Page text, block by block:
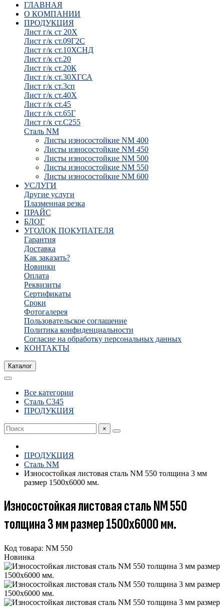
ГЛАВНАЯ
О КОМПАНИИ
ПРОДУКЦИЯ
Лист г/к ст 20Х
Лист г/к ст.09Г2С
Лист г/к ст.10ХСНД
Лист г/к ст.20
Лист г/к ст.20К
Лист г/к ст.30ХГСА
Лист г/к ст.3сп
Лист г/к ст.40Х
Лист г/к ст.45
Лист г/к ст.65Г
Лист г/к ст.С255
Сталь NM
Листы износостойкие NM 400
Листы износостойкие NM 450
Листы износостойкие NM 500
Листы износостойкие NM 550
Листы износостойкие NM 600
УСЛУГИ
Другие услуги
Плазменная резка
ПРАЙС
БЛОГ
УГОЛОК ПОКУПАТЕЛЯ
Гарантия
Доставка
Как заказать?
Новинки
Оплата
Реквизиты
Сертификаты
Сроки
Фотогалерея
Пользовательское соглашение
Политика конфиденциальности
Согласие на обработку персональных данных
КОНТАКТЫ
Каталог
Все категории
Сталь С345
ПРОДУКЦИЯ
×
ПРОДУКЦИЯ
Сталь NM
Износостойкая листовая сталь NM 550 толщина 3 мм
размер 1500х6000 мм.
Износостойкая листовая сталь NM 550
толщина 3 мм размер 1500х6000 мм.
Код товара: NM 550
Новинка